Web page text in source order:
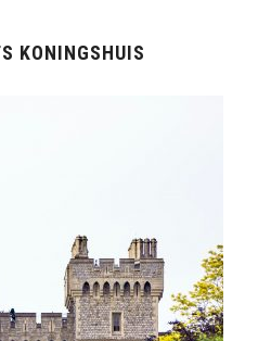
KONINGSHUIS